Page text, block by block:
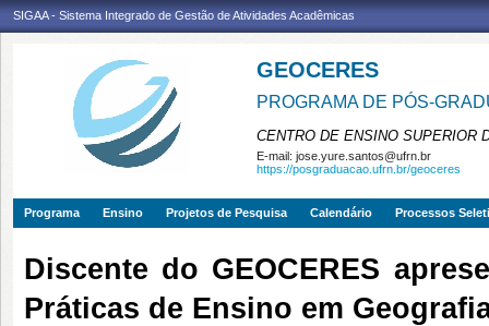
SIGAA - Sistema Integrado de Gestão de Atividades Acadêmicas
GEOCERES
PROGRAMA DE PÓS-
CENTRO DE ENSINO SUPERIOR
E-mail: jose.yure.santos@ufrn.br
https://posgraduacao.ufrn.br/geoceres
Programa Ensino Projetos de Pesquisa Calendário Processos
Discente do GEOCERES
Práticas de Ensino em